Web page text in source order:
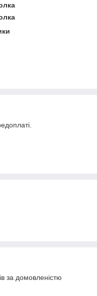
за домовленістю